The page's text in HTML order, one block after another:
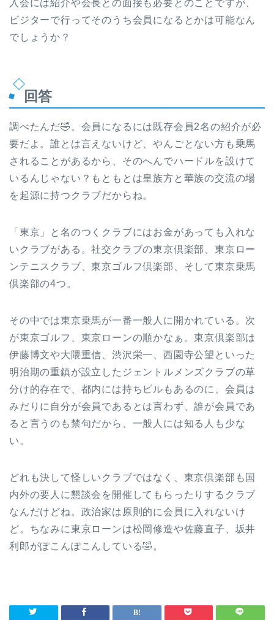
入会には紹介や会長との面接も必要とのことですが、
ビジターで行ってそのうち会員になるとかは可能なん
でしょうか？
回答
調べたんだ🤣。会員になるには既存会員2名の紹介が必
要だよ。誰とは言えないけど、やんごとない方も乗馬
されることがあるから、そのへんでハードルを設けて
いるんじゃない？もともとは皇族方と華族の交流の場
を起源に持つクラブだからね。
「東京」と名のつくクラブにはお金があっても入れな
いクラブがある。社交クラブの東京倶楽部、東京ロー
ンテニスクラブ、東京ゴルフ倶楽部、そして東京乗馬
倶楽部の4つ。
その中では東京乗馬が一番一般人に開かれている。次
が東京ゴルフ、東京ローンの順かなぁ。東京倶楽部は
伊藤博文や大隈重信、渋沢栄一、西園寺公望といった
明治期の重鎮が設立したジェントルメンズクラブの草
分け的存在で、都内には持ちビルもあるのに、会員は
みだりに自分が会員であるとは言わず、誰が会員であ
ると言うのも禁句だから、一般人には知る人も少な
い。
どれも決して怪しいクラブではなく、東京倶楽部も国
内外の要人に懇談会を開催してもらったりするクラブ
なんだけどね。政治家は原則的に会員に入れないけ
ど。ちなみに東京ローンは松岡修造や佐藤直子、坂井
利郎がぽこんぽこんしている🤣。